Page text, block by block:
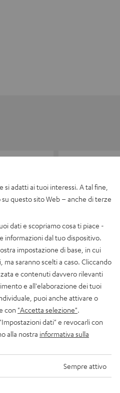
adatti ai tuoi interessi. A tal fine,
questo sito Web – anche di terze
dati e scopriamo cosa ti piace -
informazioni dal tuo dispositivo.
impostazione di base, in cui
saranno scelti a caso. Cliccando
e contenuti davvero rilevanti
e all'elaborazione dei tuoi
puoi anche attivare o
con "Accetta selezione"
dati" e revocarli con
alla nostra informativa sulla
Sempre attivo